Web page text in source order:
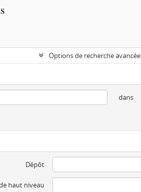
Options de recherche avancée
dans
Dépôt
haut niveau